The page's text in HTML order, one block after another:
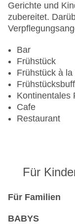
Gerichte und
zubereitet.
Bar
Frühstück
Frühstück à
Kontinentales
Cafe
Restaurant
Für
Für Familien
BABYS